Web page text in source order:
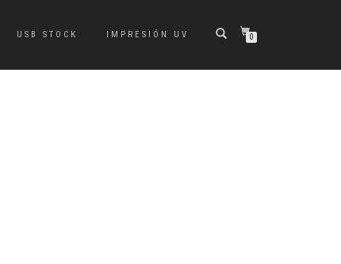
USB STOCK IMPRESIÓN UV 0